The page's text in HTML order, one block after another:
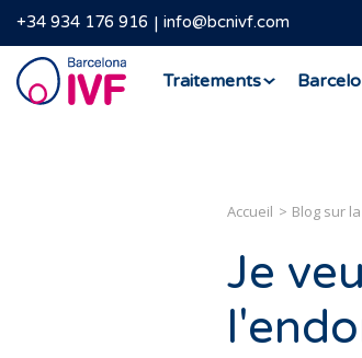
+34 934 176 916 info@bcnivf.com
Barcelona
IVF
Traitements
Accueil Blog sur
Je